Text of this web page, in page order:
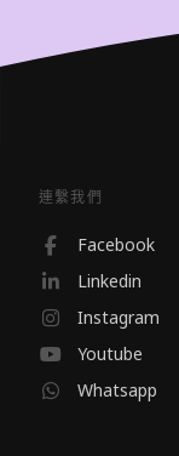
連繫我們
Facebook
Linkedin
Instagram
Youtube
Whatsapp